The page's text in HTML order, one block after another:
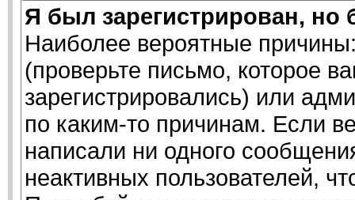
Я был зарегистрирован, но
Наиболее вероятные
(проверьте письмо, которое
зарегистрировались) или
по каким-то причинам. Если
написали ни одного
неактивных пользователей,